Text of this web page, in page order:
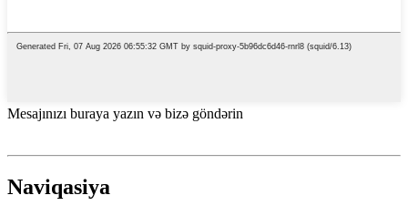
Mesajınızı buraya yazın və bizə göndərin
Naviqasiya